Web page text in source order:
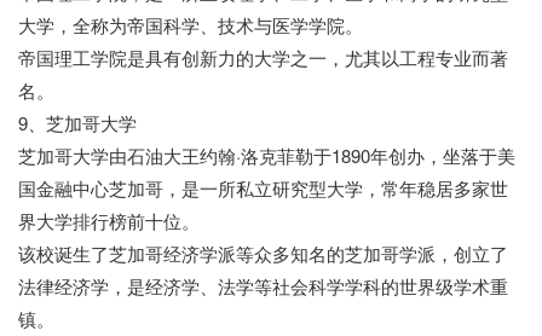
大学，全称为帝国科学、技术与医学学院。
帝国理工学院是具有创新力的大学之一，尤其以工程专业而著
名。
9、芝加哥大学
芝加哥大学由石油大王约翰·洛克菲勒于1890年创办，坐落于美
国金融中心芝加哥，是一所私立研究型大学，常年稳居多家世
界大学排行榜前十位。
该校诞生了芝加哥经济学派等众多知名的芝加哥学派，创立了
法律经济学，是经济学、法学等社会科学学科的世界级学术重
镇。